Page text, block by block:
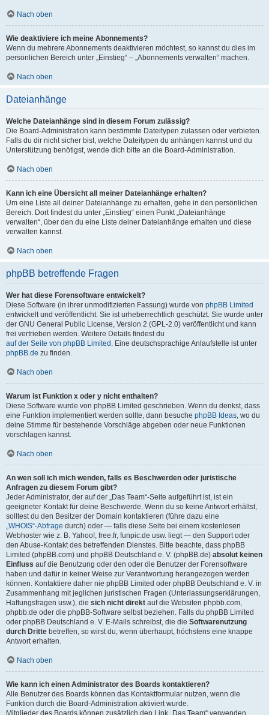
Nach oben
Wie deaktiviere ich meine Abonnements?
Wenn du mehrere Abonnements deaktivieren möchtest, so kannst du dies im
persönlichen Bereich unter „Einstieg“ – „Abonnements verwalten“ machen.
Nach oben
Dateianhänge
Welche Dateianhänge sind in diesem Forum zulässig?
Die Board-Administration kann bestimmte Dateitypen zulassen oder verbieten.
Falls du dir nicht sicher bist, welche Dateitypen du anhängen kannst und du
Unterstützung benötigst, wende dich bitte an die Board-Administration.
Nach oben
Kann ich eine Übersicht all meiner Dateianhänge erhalten?
Um eine Liste all deiner Dateianhänge zu erhalten, gehe in den persönlichen
Bereich. Dort findest du unter „Einstieg“ einen Punkt „Dateianhänge
verwalten“, über den du eine Liste deiner Dateianhänge erhalten und diese
verwalten kannst.
Nach oben
phpBB betreffende Fragen
Wer hat diese Forensoftware entwickelt?
Diese Software (in ihrer unmodifizierten Fassung) wurde von phpBB Limited
entwickelt und veröffentlicht. Sie ist urheberrechtlich geschützt. Sie wurde unter
der GNU General Public License, Version 2 (GPL-2.0) veröffentlicht und kann
frei vertrieben werden. Weitere Details findest du
auf der Seite von phpBB Limited . Eine deutschsprachige Anlaufstelle ist unter
phpBB.de zu finden.
Nach oben
Warum ist Funktion x oder y nicht enthalten?
Diese Software wurde von phpBB Limited geschrieben. Wenn du denkst, dass
eine Funktion implementiert werden sollte, dann besuche phpBB Ideas, wo du
deine Stimme für bestehende Vorschläge abgeben oder neue Funktionen
vorschlagen kannst.
Nach oben
An wen soll ich mich wenden, falls es Beschwerden oder juristische
Anfragen zu diesem Forum gibt?
Jeder Administrator, der auf der „Das Team“-Seite aufgeführt ist, ist ein
geeigneter Kontakt für deine Beschwerde. Wenn du so keine Antwort erhältst,
solltest du den Besitzer der Domain kontaktieren (führe dazu eine
„WHOIS“-Abfrage durch) oder — falls diese Seite bei einem kostenlosen
Webhoster wie z. B. Yahoo!, free.fr, funpic.de usw. liegt — den Support oder
den Abuse-Kontakt des betreffenden Dienstes. Bitte beachte, dass phpBB
Limited (phpBB.com) und phpBB Deutschland e. V. (phpBB.de) absolut keinen
Einfluss auf die Benutzung oder den oder die Benutzer der Forensoftware
haben und dafür in keiner Weise zur Verantwortung herangezogen werden
können. Kontaktiere daher nie phpBB Limited oder phpBB Deutschland e. V. in
Zusammenhang mit jeglichen juristischen Fragen (Unterlassungserklärungen,
Haftungsfragen usw.), die sich nicht direkt auf die Websiten phpbb.com,
phpbb.de oder die phpBB-Software selbst beziehen. Falls du phpBB Limited
oder phpBB Deutschland e. V. E-Mails schreibst, die die Softwarenutzung
durch Dritte betreffen, so wirst du, wenn überhaupt, höchstens eine knappe
Antwort erhalten.
Nach oben
Wie kann ich einen Administrator des Boards kontaktieren?
Alle Benutzer des Boards können das Kontaktformular nutzen, wenn die
Funktion durch die Board-Administration aktiviert wurde.
Mitglieder des Boards können zusätzlich den Link „Das Team“ verwenden.